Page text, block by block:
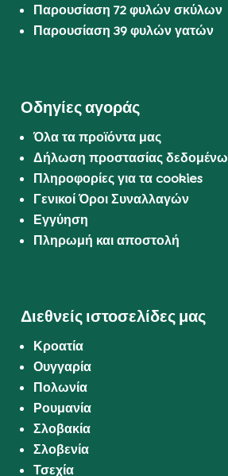
Παρουσίαση 72 φυλών σκύλων
Παρουσίαση 39 φυλών γατών
Οδηγίες αγοράς
Όλα τα προϊόντα μας
Δήλωση προστασίας
Πληροφορίες για τα cookies
Γενικοί Όροι Συναλλαγών
Εγγύηση
Πληρωμή και αποστολή
Διεθνείς ιστοσελίδες μας
Κροατία
Ουγγαρία
Πολωνία
Ρουμανία
Σλοβακία
Σλοβενία
Τσεχία